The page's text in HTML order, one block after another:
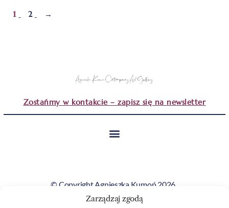
Zarządzaj zgodą
1 2 →
Zostańmy w kontakcie – zapisz się na newsletter
© Copyright Agnieszka Kumoń 2026.
Wszystkie obrazy i teksty prezentowane na tej stronie